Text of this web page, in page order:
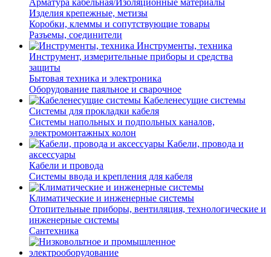
Изделия крепежные, метизы
Коробки, клеммы и сопутствующие товары
Разъемы, соединители
Инструменты, техника
Инструмент, измерительные приборы и средства
защиты
Бытовая техника и электроника
Оборудование паяльное и сварочное
Кабеленесущие системы
Системы для прокладки кабеля
Системы напольных и подпольных каналов,
электромонтажных колон
Кабели, провода и
аксессуары
Кабели и провода
Системы ввода и крепления для кабеля
Климатические и инженерные системы
Отопительные приборы, вентиляция, технологические и
инженерные системы
Сантехника